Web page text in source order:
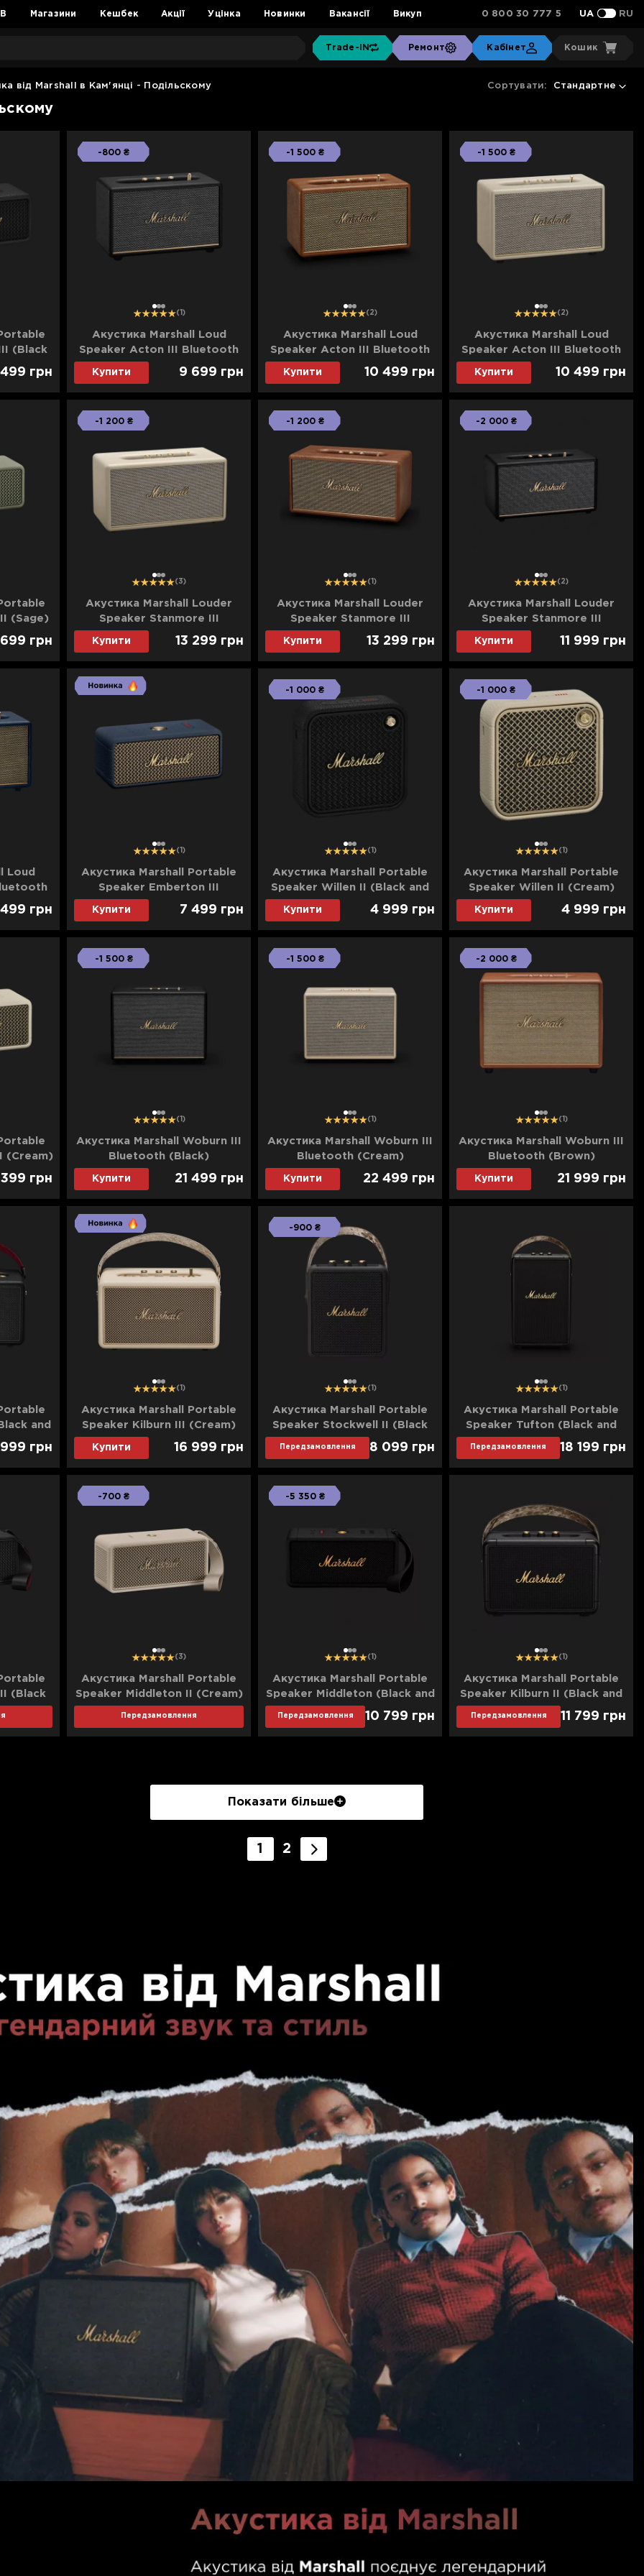
Магазини Кешбек Акції Уцінка Новинки Вакансії Викуп 0 800 30 777 5 UA RU
Trade-IN Ремонт Кабінет Кошик
від Marshall в Кам'янці - Подільскому Сортувати: Стандартне
(Black
грн
12 3
-800 ₴
(1)
Акустика Marshall Loud
Speaker Acton III Bluetooth
(Black)
Купити 9 699 грн
12 3
-1 500 ₴
(2)
Акустика Marshall Loud
Speaker Acton III Bluetooth
(Brown)
Купити 10 499 грн
12 3
-1 500 ₴
(2)
Акустика Marshall Loud
Speaker Acton III Bluetooth
(Cream)
Купити 10 499 грн
(Sage)
грн
12 3
-1 200 ₴
(3)
Акустика Marshall Louder
Speaker Stanmore III
Bluetooth (Cream)
Купити 13 299 грн
12 3
-1 200 ₴
(1)
Акустика Marshall Louder
Speaker Stanmore III
Bluetooth (Brown)
Купити 13 299 грн
12 3
-2 000 ₴
(2)
Акустика Marshall Louder
Speaker Stanmore III
Bluetooth (Black)
Купити 11 999 грн
Loud
грн
12 3 (1)
Акустика Marshall Portable
Speaker Emberton III
(Midnight Blue)
Купити 7 499 грн
12 3
-1 000 ₴
(1)
Акустика Marshall Portable
Speaker Willen II (Black and
Brass)
Купити 4 999 грн
12 3
-1 000 ₴
(1)
Акустика Marshall Portable
Speaker Willen II (Cream)
Купити 4 999 грн
(Cream)
грн
12 3
-1 500 ₴
(1)
Акустика Marshall Woburn III
Bluetooth (Black)
Купити 21 499 грн
12 3
-1 500 ₴
(1)
Акустика Marshall Woburn III
Bluetooth (Cream)
Купити 22 499 грн
12 3
-2 000 ₴
(1)
Акустика Marshall Woburn III
Bluetooth (Brown)
Купити 21 999 грн
and
грн
12 3 (1)
Акустика Marshall Portable
Speaker Kilburn III (Cream)
Купити 16 999 грн
12 3
-900 ₴
(1)
Акустика Marshall Portable
Speaker Stockwell II (Black
and Brass)
Передзамовлення 8 099 грн
12 3 (1)
Акустика Marshall Portable
Speaker Tufton (Black and
Brass)
Передзамовлення 18 199 грн
(Black
12 3
-700 ₴
(3)
Акустика Marshall Portable
Speaker Middleton II (Cream)
Передзамовлення
12 3
-5 350 ₴
(1)
Акустика Marshall Portable
Speaker Middleton (Black and
Brass)
Передзамовлення 10 799 грн
12 3 (1)
Акустика Marshall Portable
Speaker Kilburn II (Black and
Brass)
Передзамовлення 11 799 грн
Показати більше
1 2